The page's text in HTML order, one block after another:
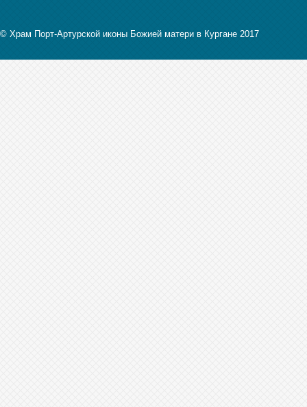
© Храм Порт-Артурской иконы Божией матери в Кургане 2017